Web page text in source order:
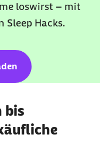
loswirst – mit
Sleep Hacks.
bis